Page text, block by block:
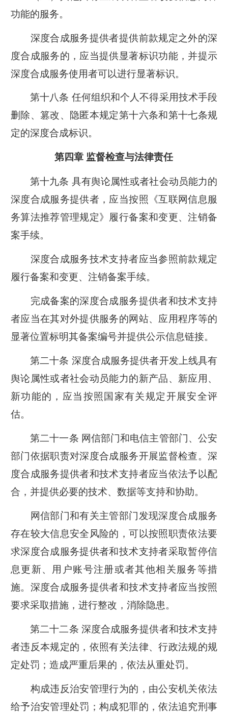
功能的服务。
深度合成服务提供者提供前款规定之外的深
度合成服务的，应当提供显著标识功能，并提示
深度合成服务使用者可以进行显著标识。
第十八条 任何组织和个人不得采用技术手段
删除、篡改、隐匿本规定第十六条和第十七条规
定的深度合成标识。
第四章 监督检查与法律责任
第十九条 具有舆论属性或者社会动员能力的
深度合成服务提供者，应当按照《互联网信息服
务算法推荐管理规定》履行备案和变更、注销备
案手续。
深度合成服务技术支持者应当参照前款规定
履行备案和变更、注销备案手续。
完成备案的深度合成服务提供者和技术支持
者应当在其对外提供服务的网站、应用程序等的
显著位置标明其备案编号并提供公示信息链接。
第二十条 深度合成服务提供者开发上线具有
舆论属性或者社会动员能力的新产品、新应用、
新功能的，应当按照国家有关规定开展安全评
估。
第二十一条 网信部门和电信主管部门、公安
部门依据职责对深度合成服务开展监督检查。深
度合成服务提供者和技术支持者应当依法予以配
合，并提供必要的技术、数据等支持和协助。
网信部门和有关主管部门发现深度合成服务
存在较大信息安全风险的，可以按照职责依法要
求深度合成服务提供者和技术支持者采取暂停信
息更新、用户账号注册或者其他相关服务等措
施。深度合成服务提供者和技术支持者应当按照
要求采取措施，进行整改，消除隐患。
第二十二条 深度合成服务提供者和技术支持
者违反本规定的，依照有关法律、行政法规的规
定处罚；造成严重后果的，依法从重处罚。
构成违反治安管理行为的，由公安机关依法
给予治安管理处罚；构成犯罪的，依法追究刑事